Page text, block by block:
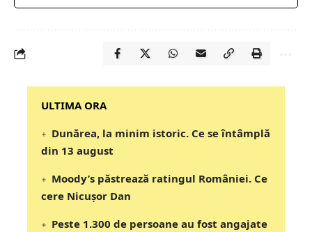
‎‎‎‎‎‎‎ULTIMA ORA
Dunărea, la minim istoric. Ce se întâmplă
din 13 august
Moody’s păstrează ratingul României. Ce
cere Nicușor Dan
Peste 1.300 de persoane au fost angajate